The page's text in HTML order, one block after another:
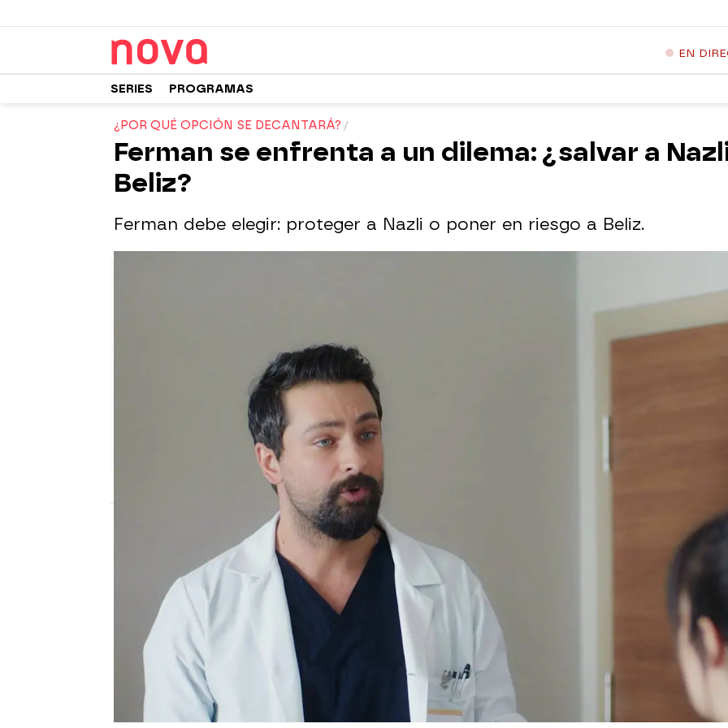
EN
SERIES PROGRAMAS
¿POR QUÉ OPCIÓN SE DECANTARÁ?
Ferman se enfrenta a un dilema: ¿salvar a
Beliz?
Ferman debe elegir: proteger a Nazli o poner en riesgo a Beliz.
24 de marzo de 2025, 23:00
Ferman se encuentra entre la espada y la pared. Nazli está en
apuros: el Ministerio de Sanidad
la está investigando por haber
intubado incorrectamente a una paciente
sabe que no fue culpa de su residente. Nazli tuvo que atender
a la paciente en una cuneta, de noche, y
en la ambulancia no
había un videolaringoscopio
con el que podría haberle salvado
la vida.